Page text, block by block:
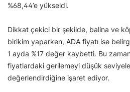
%68,44’e yükseldi.
Dikkat çekici bir şekilde, balina ve
birikim yaparken, ADA fiyatı ise
1 ayda %17 değer kaybetti. Bu
fiyatlardaki gerilemeyi düşük
değerlendirdiğine işaret ediyor.